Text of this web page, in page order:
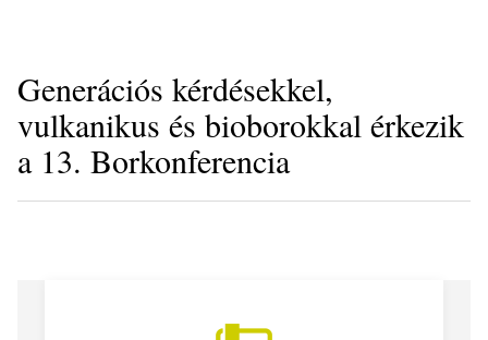
Generációs kérdésekkel,
vulkanikus és bioborokkal érkezik
a 13. Borkonferencia